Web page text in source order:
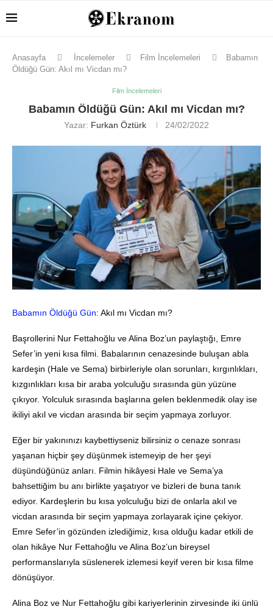
Anasayfa İncelemeler Film İncelemeleri
Babamın
Öldüğü Gün: Akıl mı Vicdan mı?
Film İncelemeleri
Babamın Öldüğü Gün: Akıl mı Vicdan mı?
Yazar: Furkan Öztürk 24/02/2022
Babamın Öldüğü Gün: Akıl mı Vicdan mı?
Başrollerini Nur Fettahoğlu ve Alina Boz’un paylaştığı, Emre
Sefer’in yeni kısa filmi. Babalarının cenazesinde buluşan abla
kardeşin (Hale ve Sema) birbirleriyle olan sorunları, kırgınlıkları,
kızgınlıkları kısa bir araba yolculuğu sırasında gün yüzüne
çıkıyor. Yolculuk sırasında başlarına gelen beklenmedik olay ise
ikiliyi akıl ve vicdan arasında bir seçim yapmaya zorluyor.
Eğer bir yakınınızı kaybettiyseniz bilirsiniz o cenaze sonrası
yaşanan hiçbir şey düşünmek istemeyip de her şeyi
düşündüğünüz anları. Filmin hikâyesi Hale ve Sema’ya
bahsettiğim bu anı birlikte yaşatıyor ve bizleri de buna tanık
ediyor. Kardeşlerin bu kısa yolculuğu bizi de onlarla akıl ve
vicdan arasında bir seçim yapmaya zorlayarak içine çekiyor.
Emre Sefer’in gözünden izlediğimiz, kısa olduğu kadar etkili de
olan hikâye Nur Fettahoğlu ve Alina Boz’un bireysel
performanslarıyla süslenerek izlemesi keyif veren bir kısa filme
dönüşüyor.
Alina Boz ve Nur Fettahoğlu gibi kariyerlerinin zirvesinde iki ünlü